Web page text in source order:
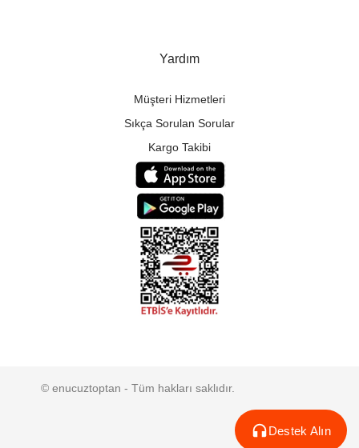
Destek Alın
Yardım
Müşteri Hizmetleri
Sıkça Sorulan Sorular
Kargo Takibi
© enucuztoptan - Tüm hakları saklıdır.